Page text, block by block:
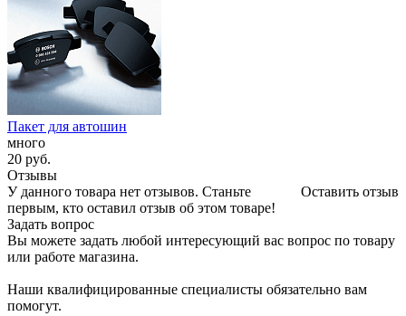
Пакет для автошин
много
20 руб.
Отзывы
Оставить отзыв
У данного товара нет отзывов. Станьте
первым, кто оставил отзыв об этом товаре!
Задать вопрос
Вы можете задать любой интересующий вас вопрос по товару
или работе магазина.
Наши квалифицированные специалисты обязательно вам
помогут.